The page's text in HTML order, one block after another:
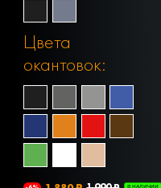
Цвета
окантовок:
В НАЛИЧИИ